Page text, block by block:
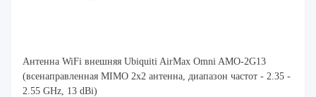
Антенна WiFi внешняя Ubiquiti AirMax Omni AMO-2G13
(всенаправленная MIMO 2x2 антенна, диапазон частот - 2.35 -
2.55 GHz, 13 dBi)